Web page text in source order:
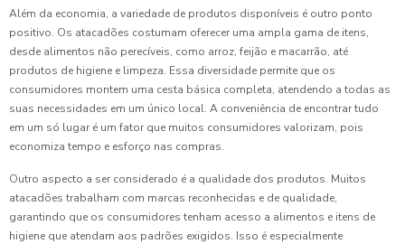
Além da economia, a variedade de produtos disponíveis é outro ponto
positivo. Os atacadões costumam oferecer uma ampla gama de itens,
desde alimentos não perecíveis, como arroz, feijão e macarrão, até
produtos de higiene e limpeza. Essa diversidade permite que os
consumidores montem uma cesta básica completa, atendendo a todas as
suas necessidades em um único local. A conveniência de encontrar tudo
em um só lugar é um fator que muitos consumidores valorizam, pois
economiza tempo e esforço nas compras.
Outro aspecto a ser considerado é a qualidade dos produtos. Muitos
atacadões trabalham com marcas reconhecidas e de qualidade,
garantindo que os consumidores tenham acesso a alimentos e itens de
higiene que atendam aos padrões exigidos. Isso é especialmente